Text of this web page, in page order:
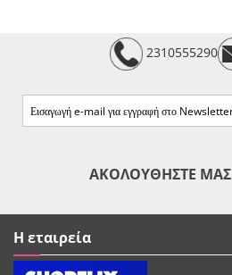
2310555290
ΑΚΟΛΟΥΘΗΣΤΕ ΜΑΣ
Η εταιρεία